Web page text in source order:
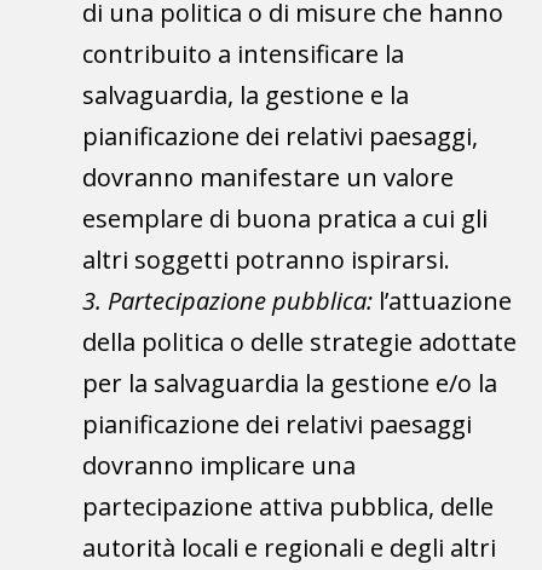
di una politica o di misure che hanno
contribuito a intensificare la
salvaguardia, la gestione e la
pianificazione dei relativi paesaggi,
dovranno manifestare un valore
esemplare di buona pratica a cui gli
altri soggetti potranno ispirarsi.
3. Partecipazione pubblica: l’attuazione
della politica o delle strategie adottate
per la salvaguardia la gestione e/o la
pianificazione dei relativi paesaggi
dovranno implicare una
partecipazione attiva pubblica, delle
autorità locali e regionali e degli altri